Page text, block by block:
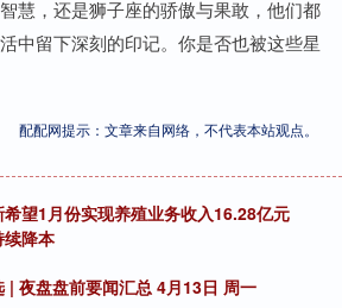
慧，还是狮子座的骄傲与果敢，他们都
中留下深刻的印记。你是否也被这些星
配配网提示：文章来自网络，不代表本站观点。
望1月份实现养殖业务收入16.28亿元
降本
| 夜盘盘前要闻汇总 4月13日 周一